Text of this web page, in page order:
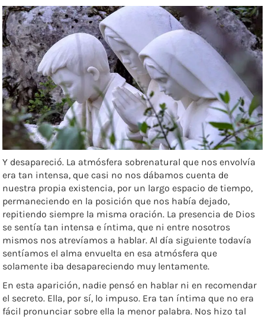
Y desapareció. La atmósfera sobrenatural que nos envolvía
era tan intensa, que casi no nos dábamos cuenta de
nuestra propia existencia, por un largo espacio de tiempo,
permaneciendo en la posición que nos había dejado,
repitiendo siempre la misma oración. La presencia de Dios
se sentía tan intensa e íntima, que ni entre nosotros
mismos nos atrevíamos a hablar. Al día siguiente todavía
sentíamos el alma envuelta en esa atmósfera que
solamente iba desapareciendo muy lentamente.
En esta aparición, nadie pensó en hablar ni en recomendar
el secreto. Ella, por sí, lo impuso. Era tan íntima que no era
fácil pronunciar sobre ella la menor palabra. Nos hizo tal